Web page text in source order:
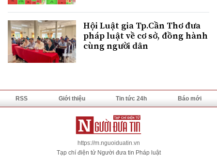
Hội Luật gia Tp.Cần Thơ đưa
pháp luật về cơ sở, đồng hành
cùng người dân
RSS Giới thiệu Tin tức 24h Báo mới
https://m.nguoiduatin.vn
Tạp chí điện tử Người đưa tin Pháp luật